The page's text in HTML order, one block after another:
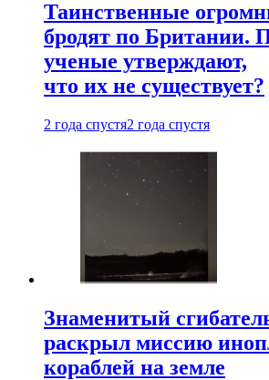
Таинственные
бродят по Британии.
ученые утверждают,
что их не существует?
2 года спустя2 года спустя
Знаменитый
раскрыл миссию
кораблей на земле